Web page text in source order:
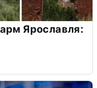
Ярославля: